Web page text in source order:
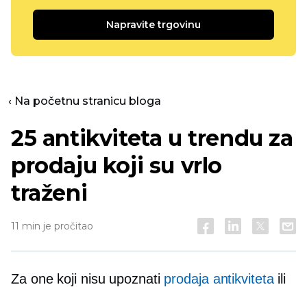
Napravite trgovinu
‹ Na početnu stranicu bloga
25 antikviteta u trendu za
prodaju koji su vrlo
traženi
11 min je pročitao
Za one koji nisu upoznati prodaja antikvitetaili